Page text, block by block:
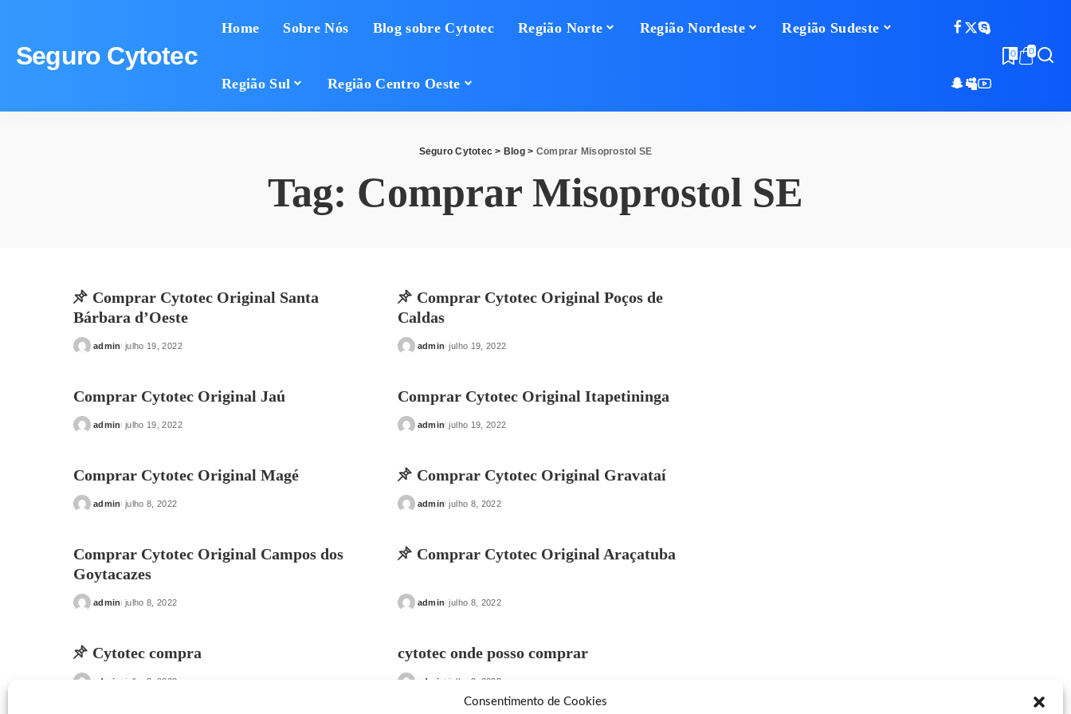
Consentimento de Cookies
Seguro Cytotec
Home Sobre Nós Blog sobre Cytotec Região Norte Região Nordeste Região Sudeste
Região Sul Região Centro Oeste
0 0
Seguro Cytotec > Blog> Comprar Misoprostol SE
Tag: Comprar Misoprostol SE
Comprar Cytotec Original Santa
Bárbara d’Oeste
Posted
admin julho 19, 2022
Comprar Cytotec Original Poços de
Caldas
Posted
admin julho 19, 2022
Comprar Cytotec Original Jaú
Posted
admin julho 19, 2022
Comprar Cytotec Original Itapetininga
Posted
admin julho 19, 2022
Comprar Cytotec Original Magé
Posted
admin julho 8, 2022
Comprar Cytotec Original Gravataí
Posted
admin julho 8, 2022
Comprar Cytotec Original Campos dos
Goytacazes
Posted
admin julho 8, 2022
Comprar Cytotec Original Araçatuba
Posted
admin julho 8, 2022
Cytotec compra
admin julho 2, 2022
cytotec onde posso comprar
admin julho 2, 2022